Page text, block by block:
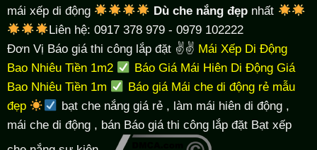
mái xếp di động Dù che nắng đẹp nhất
Liên hệ: 0917 378 979 - 0979 102222
Đơn Vị Báo giá thi công lắp đặt ✌✌ Mái Xếp Di Động
Bao Nhiêu Tiền 1m2
Báo Giá Mái Hiên Di Động Giá
Bao Nhiêu Tiền 1m
Báo giá Mái che di động rẻ mẫu
đẹp
bạt che nắng giá rẻ, làm mái hiên di động,
mái che di động , bán Báo giá thi công lắp đặt Bạt xếp